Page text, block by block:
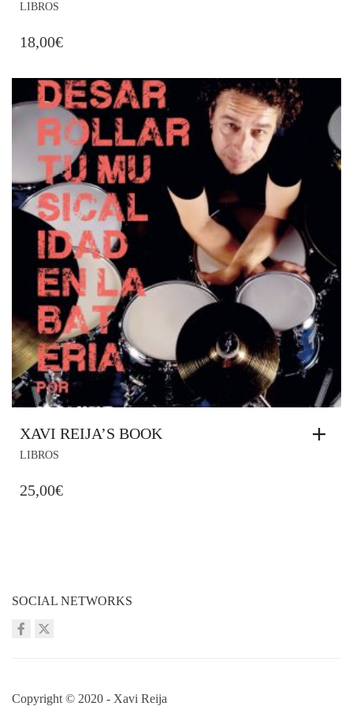
LIBROS
18,00€
XAVI REIJA’S BOOK
LIBROS
25,00€
SOCIAL NETWORKS
Copyright © 2020 - Xavi Reija